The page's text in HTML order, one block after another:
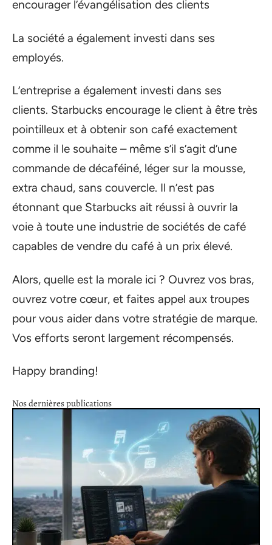
encourager l’évangélisation des clients
La société a également investi dans ses
employés.
L’entreprise a également investi dans ses
clients. Starbucks encourage le client à être très
pointilleux et à obtenir son café exactement
comme il le souhaite – même s’il s’agit d’une
commande de décaféiné, léger sur la mousse,
extra chaud, sans couvercle. Il n’est pas
étonnant que Starbucks ait réussi à ouvrir la
voie à toute une industrie de sociétés de café
capables de vendre du café à un prix élevé.
Alors, quelle est la morale ici ? Ouvrez vos bras,
ouvrez votre cœur, et faites appel aux troupes
pour vous aider dans votre stratégie de marque.
Vos efforts seront largement récompensés.
Happy branding!
Nos dernières publications